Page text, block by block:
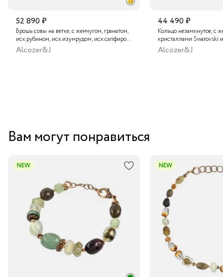
52 890 ₽
Брошь совы на ветке, с жемчугом, гранатом,
иск.рубином, иск.изумрудом, иск.сапфиром
и кристаллами Swarovski
Alcozer&J
44 490 ₽
Кольцо незамкнутое, с
кристаллами Swarovski
Alcozer&J
Вам могут понравиться
NEW NEW